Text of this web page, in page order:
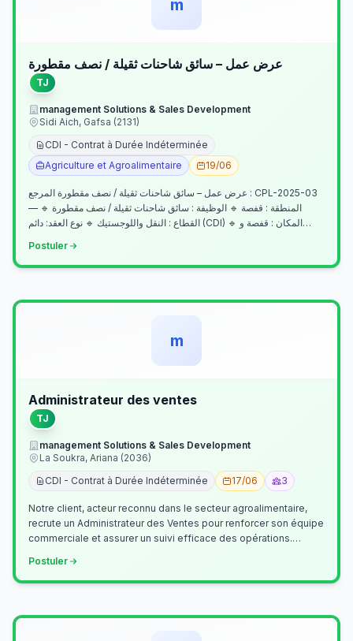
m
عرض عمل – سائق شاحنات ثقيلة / نصف مقطورة
TJ
management Solutions & Sales Development
Sidi Aich, Gafsa (2131)
CDI - Contrat à Durée Indéterminée
Agriculture et Agroalimentaire
19/06
عرض عمل – سائق شاحنات ثقيلة / نصف مقطورة المرجع : CPL-2025-03
— المنطقة : قفصة 🔹 الوظيفة : سائق شاحنات ثقيلة / نصف مقطورة 🔹
القطاع : النقل واللوجستيك 🔹 نوع العقد: دائم (CDI) 🔹 المكان : قفصة و…
Postuler
m
Administrateur des ventes
TJ
management Solutions & Sales Development
La Soukra, Ariana (2036)
CDI - Contrat à Durée Indéterminée
17/06 3
Notre client, acteur reconnu dans le secteur agroalimentaire,
recrute un Administrateur des Ventes pour renforcer son équipe
commerciale et assurer un suivi efficace des opérations.
Postuler